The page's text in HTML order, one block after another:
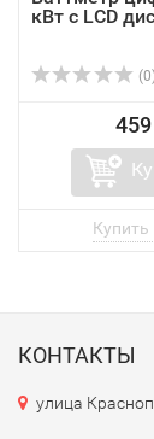
кВт с LCD
КОНТАКТЫ
улица